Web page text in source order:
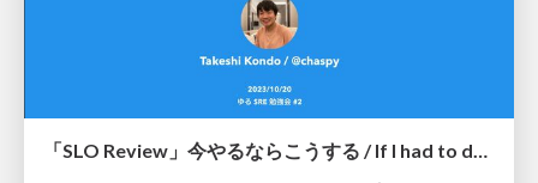
「SLO Review」今やるならこうする / If I had to do the "SLO Review" again